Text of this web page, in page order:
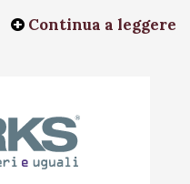
Continua a leggere